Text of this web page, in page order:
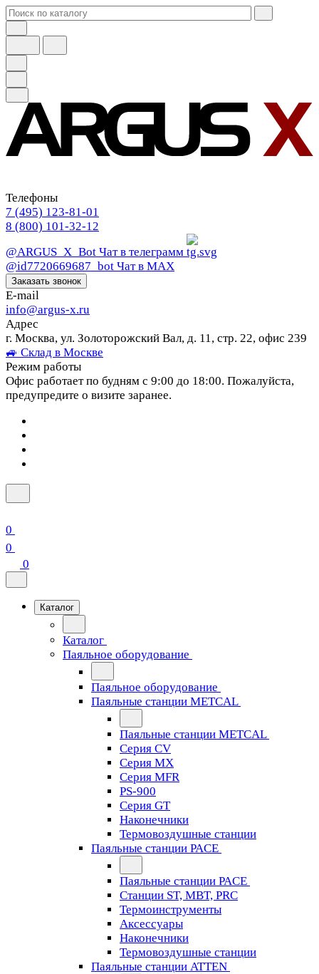
Телефоны
7 (495) 123-81-01
8 (800) 101-32-12
@ARGUS_X_Bot Чат в телеграмм
@id7720669687_bot Чат в МАХ
Заказать звонок
E-mail
info@argus-x.ru
Адрес
г. Москва, ул. Золоторожский Вал, д. 11, стр. 22, офис 239
🚙 Склад в Москве
Режим работы
Офис работает по будням с 9:00 до 18:00. Пожалуйста,
предупредите о визите заранее.
0
0
0
Каталог
Каталог
Паяльное оборудование
Паяльное оборудование
Паяльные станции METCAL
Паяльные станции METCAL
Серия CV
Серия MX
Серия MFR
PS-900
Серия GT
Наконечники
Термовоздушные станции
Паяльные станции PACE
Паяльные станции PACE
Станции ST, MBT, PRC
Термоинструменты
Аксессуары
Наконечники
Термовоздушные станции
Паяльные станции ATTEN